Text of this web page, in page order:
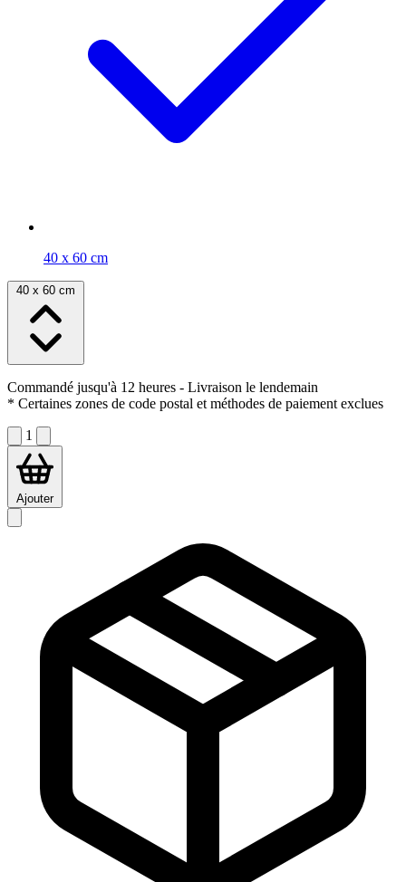
40 x 60 cm
40 x 60 cm
Commandé jusqu'à 12 heures - Livraison le lendemain
* Certaines zones de code postal et méthodes de paiement exclues
1
Ajouter